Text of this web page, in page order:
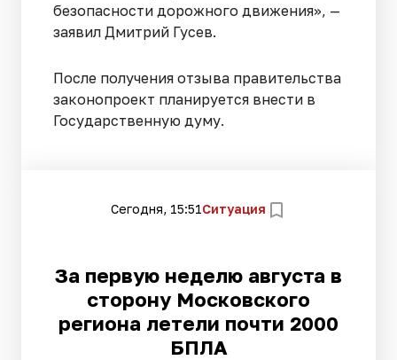
безопасности дорожного движения», —
заявил Дмитрий Гусев.
После получения отзыва правительства
законопроект планируется внести в
Государственную думу.
Сегодня, 15:51Ситуация
За первую неделю августа в
сторону Московского
региона летели почти 2000
БПЛА